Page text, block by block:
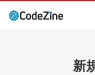
新